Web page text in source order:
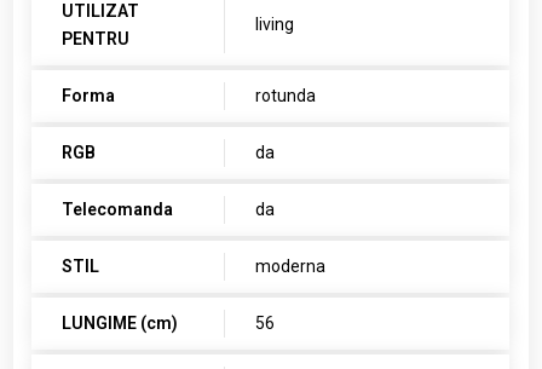
UTILIZAT
PENTRU
living
Forma rotunda
RGB da
Telecomanda da
STIL moderna
LUNGIME (cm) 56